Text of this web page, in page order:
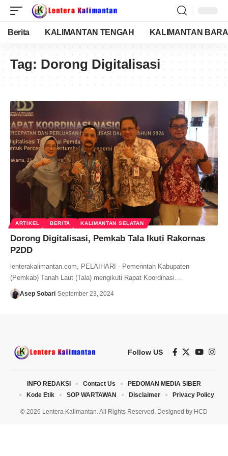
Berita KALIMANTAN TENGAH KALIMANTAN
Tag: Dorong Digitalisasi
ARTIKEL BERITA KALIMANTAN SELATAN
Dorong Digitalisasi, Pemkab Tala Ikuti Rakornas
P2DD
lenterakalimantan.com, PELAIHARI - Pemerintah Kabupaten
(Pemkab) Tanah Laut (Tala) mengikuti Rapat Koordinasi…
Asep Sobari September 23, 2024
Follow US
© 2026 Lentera Kalimantan. All Rights Reserved. Designed by HCD
INFO REDAKSI Contact Us
PEDOMAN MEDIA SIBER
Kode Etik
SOP WARTAWAN Disclaimer Privacy Policy